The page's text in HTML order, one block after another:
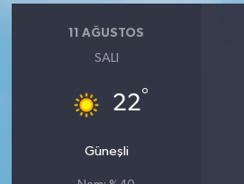
11 AĞUSTOS
SALI
22°
Güneşli